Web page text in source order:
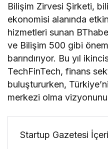
Bilişim Zirvesi Şirketi,
ekonomisi alanında
hizmetleri sunan
ve Bilişim 500 gibi
barındırıyor. Bu yıl
TechFinTech, finans
buluştururken,
merkezi olma
Startup Gazetesi